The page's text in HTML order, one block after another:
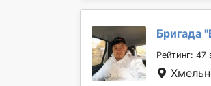
Бригада "
Рейтинг: 47